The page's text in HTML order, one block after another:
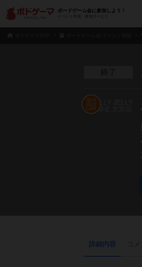
ボードゲーム会に参加しよう！
イベント作成・参加サービス
詳細内容